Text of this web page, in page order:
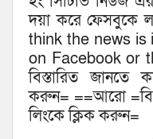
দয়া করে ফেসবুকে
think the news is
on Facebook or
বিস্তারিত জানতে
করুন= ==আরো
লিংকে ক্লিক করুন=